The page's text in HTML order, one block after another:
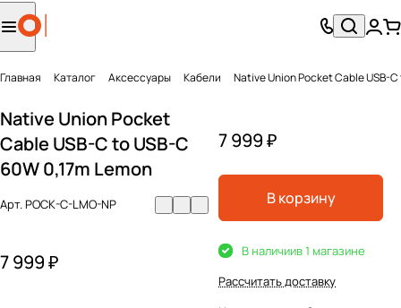
Главная Каталог Аксесcуары Кабели Native Union Pocket Cable USB-C
Native Union Pocket
Cable USB-C to USB-C
60W 0,17m Lemon
Арт.POCK-C-LMO-NP
7 999 ₽
7 999 ₽
В корзину
В наличиив 1 магазине
Рассчитать доставку